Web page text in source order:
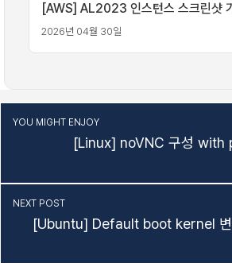
[AWS] AL2023 인스턴스 스크린샷
2026년 04월 30일
[Linux] noVNC 구성 with
YOU MIGHT ENJOY
NEXT POST